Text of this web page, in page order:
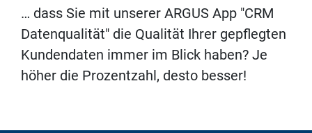
… dass Sie mit unserer ARGUS App "CRM
Datenqualität" die Qualität Ihrer gepflegten
Kundendaten immer im Blick haben? Je
höher die Prozentzahl, desto besser!